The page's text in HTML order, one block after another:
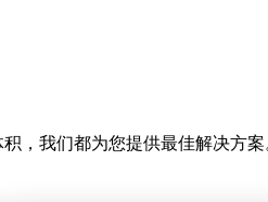
，我们都为您提供最佳解决方案